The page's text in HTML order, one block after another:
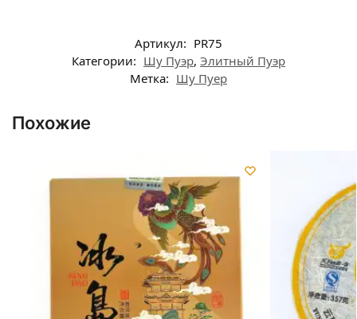
Артикул: PR75
Категории: Шу Пуэр, Элитный Пуэр
Метка: Шу Пуер
Похожие